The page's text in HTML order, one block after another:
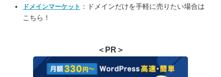
ドメインマーケット ：ドメインだけを手軽に売りたい場合は
こちら！
＜PR＞